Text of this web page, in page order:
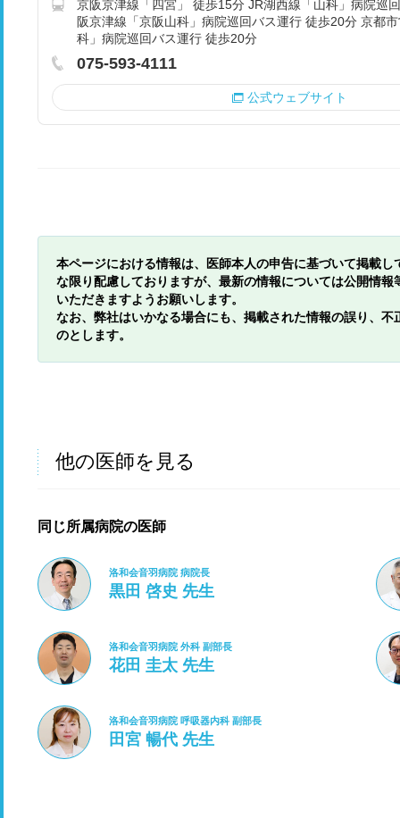
京阪京津線「四宮」 徒歩15分 JR湖西線「山科」病院巡
阪京津線「京阪山科」病院巡回バス運行 徒歩20分 京都
科」病院巡回バス運行 徒歩20分
075-593-4111
公式ウェブサイト
本ページにおける情報は、医師本人の申告に基づいて掲載
な限り配慮しておりますが、最新の情報については公開情
いただきますようお願いします。
なお、弊社はいかなる場合にも、掲載された情報の誤り、
のとします。
他の医師を見る
同じ所属病院の医師
洛和会音羽病院 病院長
黒田 啓史 先生
洛和会音羽病院 外科 副部長
花田 圭太 先生
洛和会音羽病院 呼吸器内科 副部長
田宮 暢代 先生